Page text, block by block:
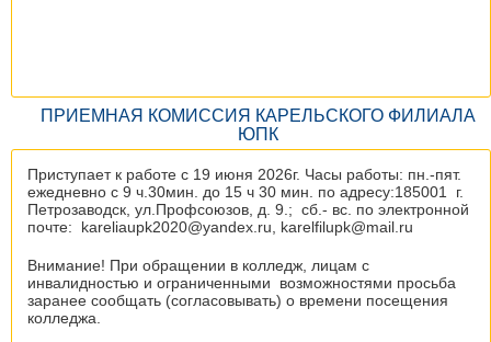
ПРИЕМНАЯ КОМИССИЯ КАРЕЛЬСКОГО ФИЛИАЛА
ЮПК
Приступает к работе с 19 июня 2026г. Часы работы: пн.-пят.
ежедневно с 9 ч.30мин. до 15 ч 30 мин. по адресу:185001 г.
Петрозаводск, ул.Профсоюзов, д. 9.; сб.- вс. по электронной
почте: kareliaupk2020@yandex.ru, karelfilupk@mail.ru
Внимание! При обращении в колледж, лицам с
инвалидностью и ограниченными возможностями просьба
заранее сообщать (согласовывать) о времени посещения
колледжа.